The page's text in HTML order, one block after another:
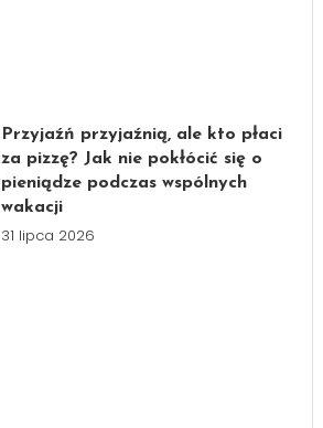
Przyjaźń przyjaźnią, ale kto płaci
za pizzę? Jak nie pokłócić się o
pieniądze podczas wspólnych
wakacji
31 lipca 2026